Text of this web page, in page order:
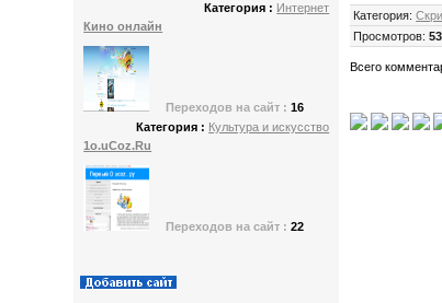
Категория : Интернет
Кино онлайн
Переходов на сайт : 16
Категория : Культура и искусство
1o.uСoz.Ru
Переходов на сайт : 22
Категория:
Просмотров:
Всего